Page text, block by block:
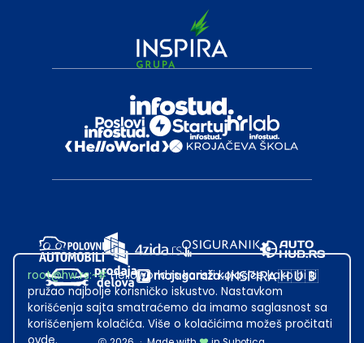
root@hw.rs:~#Helloworld.rs koristi kolačiće kako bi ti
pružao najbolje korisničko iskustvo. Nastavkom
korišćenja sajta smatraćemo da imamo saglasnost sa
korišćenjem kolačića. Više o kolačićima možeš pročitati